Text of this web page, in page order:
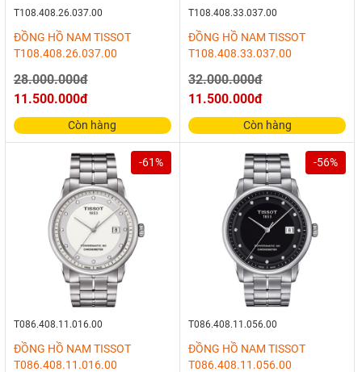
T108.408.26.037.00
ĐỒNG HỒ NAM TISSOT
T108.408.26.037.00
28.000.000đ
11.500.000đ
Còn hàng
T108.408.33.037.00
ĐỒNG HỒ NAM TISSOT
T108.408.33.037.00
32.000.000đ
11.500.000đ
Còn hàng
-61%
T086.408.11.016.00
ĐỒNG HỒ NAM TISSOT
T086.408.11.016.00
-56%
T086.408.11.056.00
ĐỒNG HỒ NAM TISSOT
T086.408.11.056.00